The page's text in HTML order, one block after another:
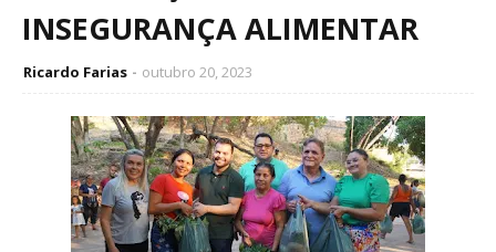
INSEGURANÇA ALIMENTAR
Ricardo Farias outubro 20, 2023